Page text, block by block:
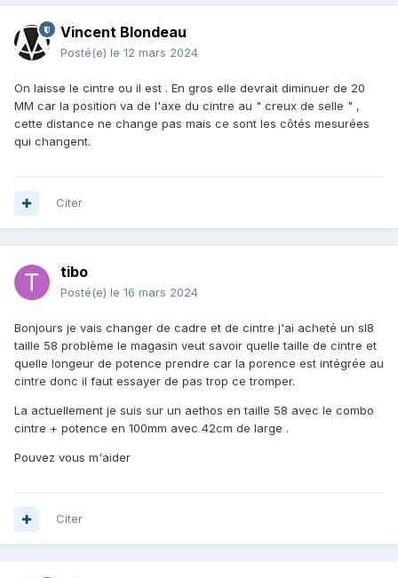
Vincent Blondeau
Posté(e) le 12 mars 2024
On laisse le cintre ou il est . En gros elle devrait diminuer de 20
MM car la position va de l'axe du cintre au " creux de selle " ,
cette distance ne change pas mais ce sont les côtés mesurées
qui changent.
Citer
tibo
Posté(e) le 16 mars 2024
Bonjours je vais changer de cadre et de cintre j'ai acheté un sl8
taille 58 problème le magasin veut savoir quelle taille de cintre et
quelle longeur de potence prendre car la porence est intégrée au
cintre donc il faut essayer de pas trop ce tromper.
La actuellement je suis sur un aethos en taille 58 avec le combo
cintre + potence en 100mm avec 42cm de large .
Pouvez vous m'aider
Citer